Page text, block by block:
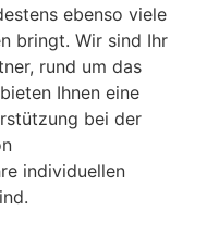
ebenso viele
bringt. Wir sind Ihr
rund um das
Ihnen eine
bei der
individuellen